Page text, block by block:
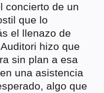
concierto de un
que lo
el llenazo de
hizo que
sin plan a esa
una asistencia
algo que